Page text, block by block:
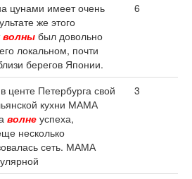
цунами имеет очень
же этого
волны был довольно
локальном, почти
берегов Японии.
6
центе Петербурга свой
кухни МАМА
волне успеха,
несколько
сеть. МАМА
3